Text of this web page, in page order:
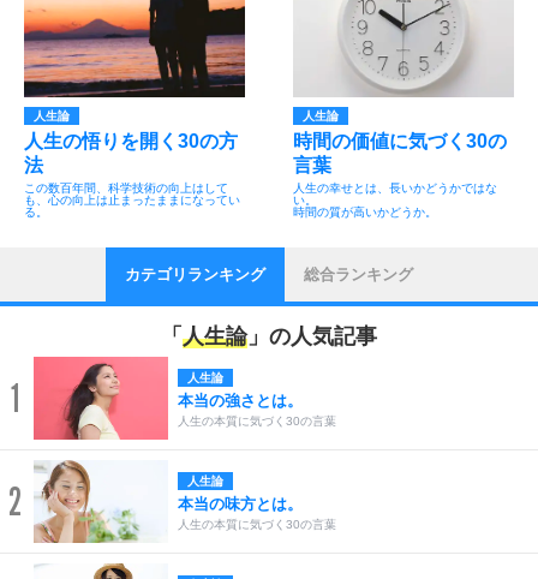
人生論
人生の悟りを開く30の方
法
この数百年間、科学技術の向上はして
も、心の向上は止まったままになってい
る。
人生論
時間の価値に気づく30の
言葉
人生の幸せとは、長いかどうかではな
い。
時間の質が高いかどうか。
カテゴリランキング 総合ランキング
「 人生論」の人気記事
1 人生論
本当の強さとは。
人生の本質に気づく30の言葉
2 人生論
本当の味方とは。
人生の本質に気づく30の言葉